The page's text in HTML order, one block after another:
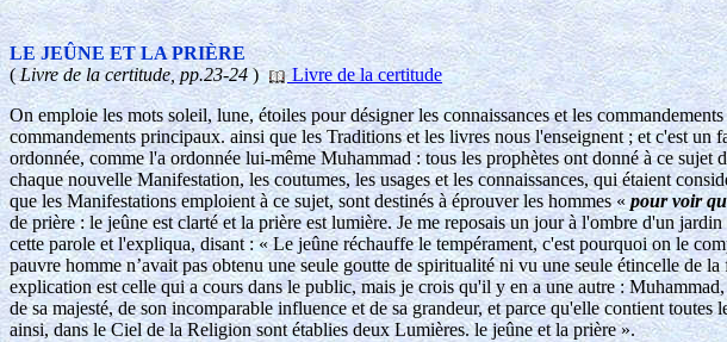
LE JEÛNE ET LA PRIÈRE
(Livre de la certitude, pp.23-24) Livre de la certitude
On emploie les mots soleil, lune, étoiles pour désigner les connaissances et les
commandements principaux. ainsi que les Traditions et les livres nous l'enseignent ; et c'est
ordonnée, comme l'a ordonnée lui-même Muhammad : tous les prophètes ont donné à ce
chaque nouvelle Manifestation, les coutumes, les usages et les connaissances, qui étaient
que les Manifestations emploient à ce sujet, sont destinés à éprouver les hommes «pour voir
de prière : le jeûne est clarté et la prière est lumière. Je me reposais un jour à l'ombre d'un
cette parole et l'expliqua, disant : « Le jeûne réchauffe le tempérament, c'est pourquoi on le
pauvre homme n’avait pas obtenu une seule goutte de spiritualité ni vu une seule étincelle de
explication est celle qui a cours dans le public, mais je crois qu'il y en a une autre :
de sa majesté, de son incomparable influence et de sa grandeur, et parce qu'elle contient
ainsi, dans le Ciel de la Religion sont établies deux Lumières. le jeûne et la prière ».